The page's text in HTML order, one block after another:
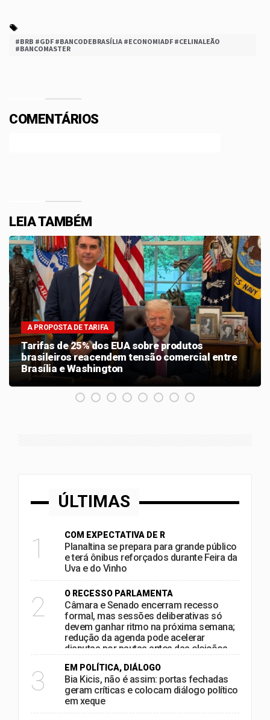
#BRB #GDF #BANCODEBRASÍLIA #ECONOMIADF #CELINALEÃO
#BANCOMASTER
COMENTÁRIOS
LEIA TAMBÉM
A PROPOSTA DE TARIFA
Tarifas de 25% dos EUA sobre produtos
brasileiros reacendem tensão comercial entre
Brasília e Washington
ÚLTIMAS
1 COM EXPECTATIVA DE R
Planaltina se prepara para grande público
e terá ônibus reforçados durante Feira da
Uva e do Vinho
2 O RECESSO PARLAMENTA
Câmara e Senado encerram recesso
formal, mas sessões deliberativas só
devem ganhar ritmo na próxima semana;
redução da agenda pode acelerar
disputas por pautas antes das eleições
3 EM POLÍTICA, DIÁLOGO
Bia Kicis, não é assim: portas fechadas
geram críticas e colocam diálogo político
em xeque